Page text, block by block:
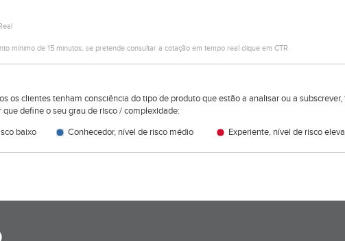
mínimo de 15 minutos, se pretende consultar a cotação em tempo real clique em CTR
os clientes tenham consciência do tipo de produto que estão a analisar ou a
que define o seu grau de risco / complexidade:
baixo
Conhecedor, nível de risco médio Experiente, nível de risco